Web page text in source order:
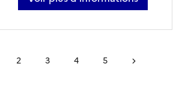
sur romuald marsac
2 3 4 5